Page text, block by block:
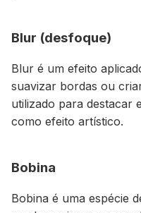
Blur (desfoque)
Blur é um efeito
suavizar bordas ou
utilizado para destacar
como efeito artístico.
Bobina
Bobina é uma espécie